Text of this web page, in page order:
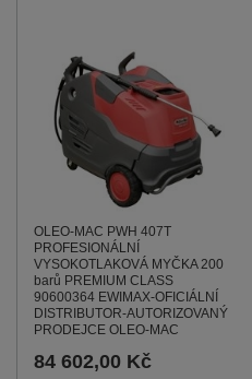
OLEO-MAC PWH 407T
PROFESIONÁLNÍ
VYSOKOTLAKOVÁ MYČKA 200
barů PREMIUM CLASS
90600364 EWIMAX-OFICIÁLNÍ
DISTRIBUTOR-AUTORIZOVANÝ
PRODEJCE OLEO-MAC
84 602,00 Kč